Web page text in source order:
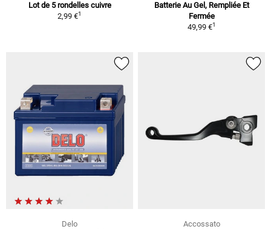
Lot de 5 rondelles cuivre
2,99 €1
Batterie Au Gel, Rempliée Et
Fermée
49,99 €1
Delo
Accossato